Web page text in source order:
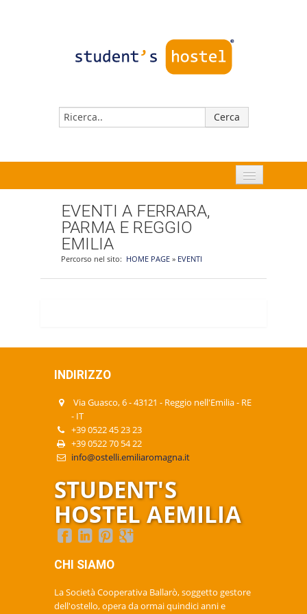
FERRARA
REGGIO EMILIA
CONTATTI
| ITA
EVENTI A FERRARA,
PARMA E REGGIO
EMILIA
Percorso nel sito: HOME PAGE » EVENTI
INDIRIZZO
Via Guasco, 6-43121 - Reggio nell'Emilia- RE
- IT
+39 0522 45 23 23
+39 0522 70 54 22
info@ostelli.emiliaromagna.it
STUDENT'S
HOSTEL AEMILIA
CHI SIAMO
La Società Cooperativa Ballarò, soggetto gestore
dell'ostello, opera da ormai quindici anni e